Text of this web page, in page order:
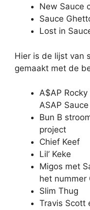
New Sauce
Sauce
Lost in
Hier is de lijst van
gemaakt met de
A$AP
ASAP Sauce
Bun B
project
Chief Keef
Lil’ Keke
Migos met
het nummer
Slim Thug
Travis Scott